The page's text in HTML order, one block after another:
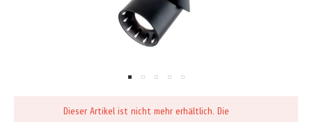
Dieser Artikel ist nicht mehr erhältlich. Die